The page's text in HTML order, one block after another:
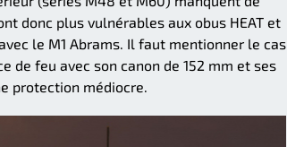
donc plus vulnérables aux obus HEAT et
le M1 Abrams. Il faut mentionner le cas
de feu avec son canon de 152 mm et ses
protection médiocre.